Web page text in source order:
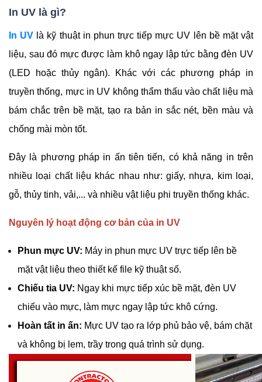
In UV là gì?
In UV là kỹ thuật in phun trực tiếp mực UV lên bề mặt vật
liệu, sau đó mực được làm khô ngay lập tức bằng đèn UV
(LED hoặc thủy ngân). Khác với các phương pháp in
truyền thống, mực in UV không thẩm thấu vào chất liệu mà
bám chắc trên bề mặt, tạo ra bản in sắc nét, bền màu và
chống mài mòn tốt.
Đây là phương pháp in ấn tiên tiến, có khả năng in trên
nhiều loại chất liệu khác nhau như: giấy, nhựa, kim loại,
gỗ, thủy tinh, vải,... và nhiều vật liệu phi truyền thống khác.
Nguyên lý hoạt động cơ bản của in UV
Phun mực UV: Máy in phun mực UV trực tiếp lên bề
mặt vật liệu theo thiết kế file kỹ thuật số.
Chiếu tia UV: Ngay khi mực tiếp xúc bề mặt, đèn UV
chiếu vào mực, làm mực ngay lập tức khô cứng.
Hoàn tất in ấn: Mực UV tạo ra lớp phủ bảo vệ, bám chặt
và không bị lem, trầy trong quá trình sử dụng.